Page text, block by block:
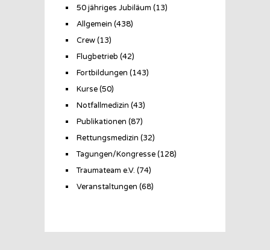
50 jähriges Jubiläum (13)
Allgemein (438)
Crew(13)
Flugbetrieb (42)
Fortbildungen (143)
Kurse(50)
Notfallmedizin (43)
Publikationen (87)
Rettungsmedizin (32)
Tagungen/Kongresse(128)
Traumateam e.V. (74)
Veranstaltungen (68)